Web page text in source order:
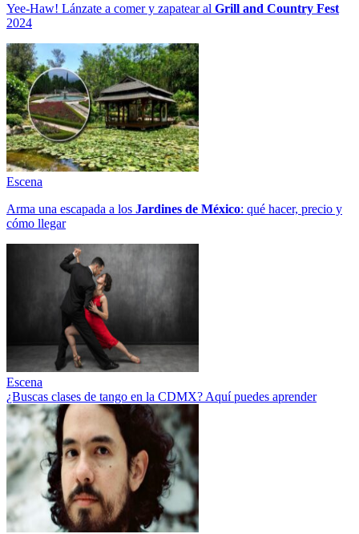
Yee-Haw! Lánzate a comer y zapatear al Grill and Country Fest
2024
Escena
Arma una escapada a los Jardines de México: qué hacer, precio y
cómo llegar
Escena
¿Buscas clases de tango en la CDMX? Aquí puedes aprender